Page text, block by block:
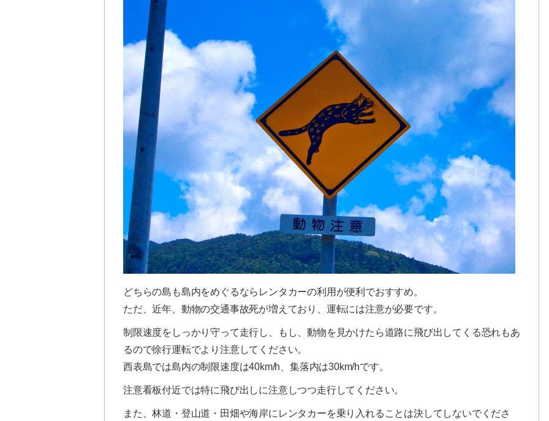
どちらの島も島内をめぐるならレンタカーの利用が便利でおすすめ。
ただ、近年、動物の交通事故死が増えており、運転には注意が必要です。
制限速度をしっかり守って走行し、もし、動物を見かけたら道路に飛び出してくる恐れもあ
るので徐行運転でより注意してください。
西表島では島内の制限速度は40km/h、集落内は30km/hです。
注意看板付近では特に飛び出しに注意しつつ走行してください。
また、林道・登山道・田畑や海岸にレンタカーを乗り入れることは決してしないでくださ